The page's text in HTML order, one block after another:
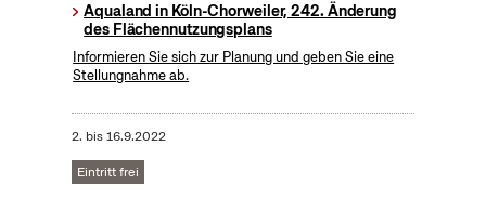
Aqualand in Köln-Chorweiler, 242. Änderung
des Flächennutzungsplans
Informieren Sie sich zur Planung und geben Sie eine
Stellungnahme ab.
2. bis16.9.2022
Eintritt frei